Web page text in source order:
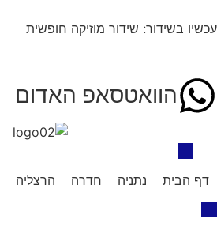
עכשיו בשידור: שידור מוזיקה חופשית
הוואטסאפ האדום
דף הבית נתניה חדרה הרצליה